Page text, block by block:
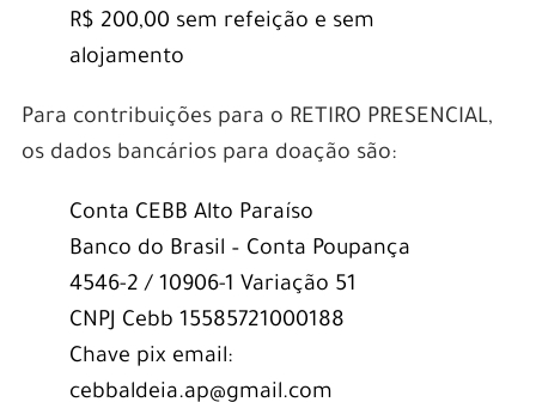
R$ 200,00 sem refeição e sem
alojamento
Para contribuições para o RETIRO PRESENCIAL,
os dados bancários para doação são:
Conta CEBB Alto Paraíso
Banco do Brasil – Conta Poupança
4546-2 / 10906-1 Variação 51
CNPJ Cebb 15585721000188
Chave pix email:
cebbaldeia.ap@gmail.com